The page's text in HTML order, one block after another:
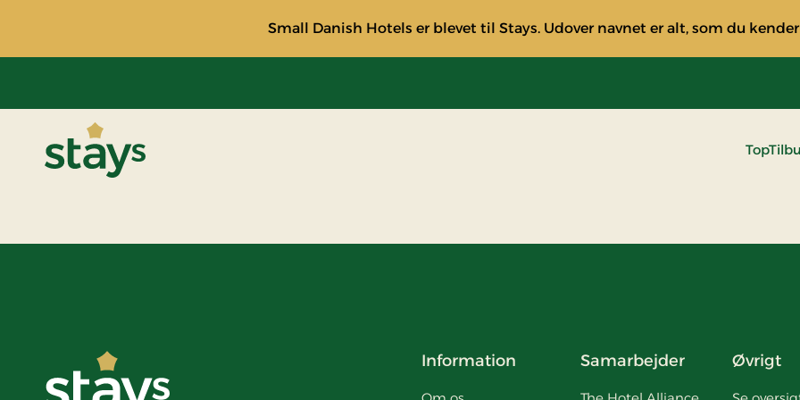
Small Danish Hotels er blevet til Stays. Udover navnet er alt, som du
Information Samarbejder Øvrigt